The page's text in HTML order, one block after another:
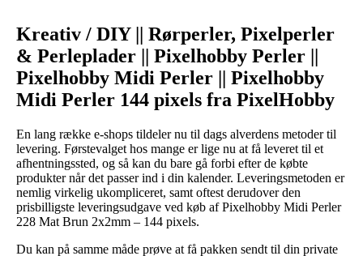
Kreativ / DIY || Rørperler, Pixelperler
& Perleplader || Pixelhobby Perler ||
Pixelhobby Midi Perler || Pixelhobby
Midi Perler 144 pixels fra PixelHobby
En lang række e-shops tildeler nu til dags alverdens metoder til
levering. Førstevalget hos mange er lige nu at få leveret til et
afhentningssted, og så kan du bare gå forbi efter de købte
produkter når det passer ind i din kalender. Leveringsmetoden er
nemlig virkelig ukompliceret, samt oftest derudover den
prisbilligste leveringsudgave ved køb af Pixelhobby Midi Perler
228 Mat Brun 2x2mm – 144 pixels.
Du kan på samme måde prøve at få pakken sendt til din private